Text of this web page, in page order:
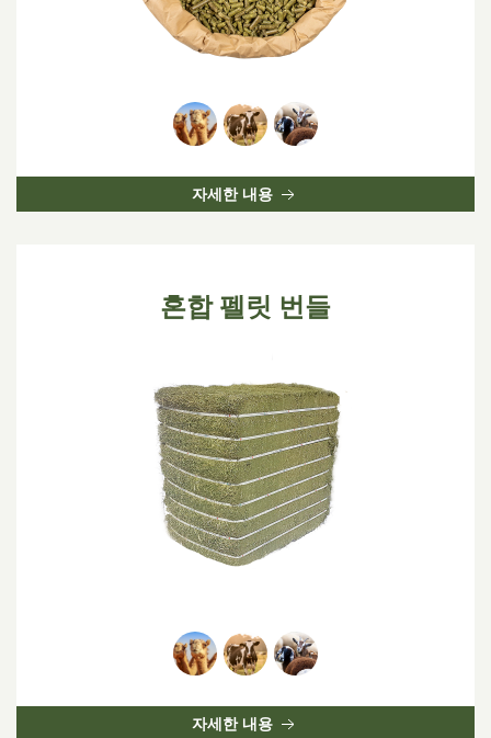
자세한 내용
혼합 펠릿 번들
자세한 내용